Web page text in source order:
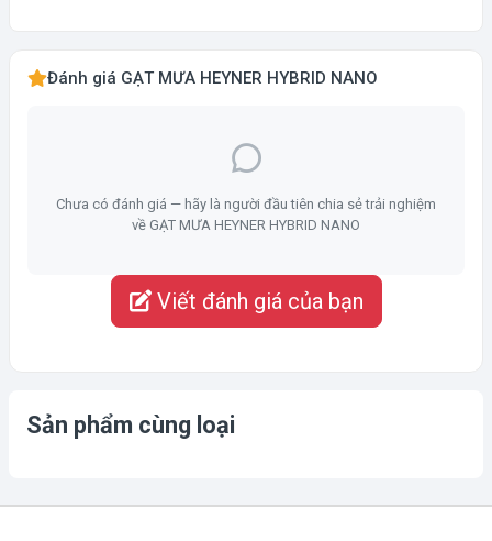
Đánh giá GẠT MƯA HEYNER HYBRID NANO
Chưa có đánh giá — hãy là người đầu tiên chia sẻ trải nghiệm
về GẠT MƯA HEYNER HYBRID NANO
Viết đánh giá của bạn
Sản phẩm cùng loại